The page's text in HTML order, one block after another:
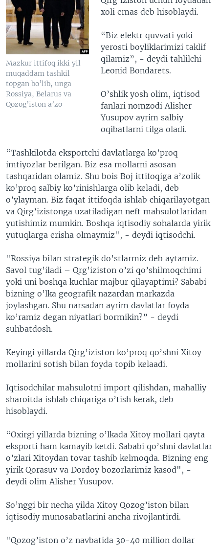
Mazkur ittifoq ikki yil
muqaddam tashkil
topgan bo’lib, unga
Rossiya, Belarus va
Qozog’iston a’zo
xoli emas deb hisoblaydi.
“Biz elektr quvvati yoki
yerosti boyliklarimizi taklif
qilamiz”, - deydi tahlilchi
Leonid Bondarets.
O’shlik yosh olim, iqtisod
fanlari nomzodi Alisher
Yusupov ayrim salbiy
oqibatlarni tilga oladi.
“Tashkilotda eksportchi davlatlarga ko’proq
imtiyozlar berilgan. Biz esa mollarni asosan
tashqaridan olamiz. Shu bois Boj ittifoqiga a’zolik
ko’proq salbiy ko’rinishlarga olib keladi, deb
o’ylayman. Biz faqat ittifoqda ishlab chiqarilayotgan
va Qirg’izistonga uzatiladigan neft mahsulotlaridan
yutishimiz mumkin. Boshqa iqtisodiy sohalarda yirik
yutuqlarga erisha olmaymiz", - deydi iqtisodchi.
"Rossiya bilan strategik do’stlarmiz deb aytamiz.
Savol tug’iladi – Qrg’iziston o’zi qo’shilmoqchimi
yoki uni boshqa kuchlar majbur qilayaptimi? Sababi
bizning o’lka geografik nazardan markazda
joylashgan. Shu narsadan ayrim davlatlar foyda
ko’ramiz degan niyatlari bormikin?” - deydi
suhbatdosh.
Keyingi yillarda Qirg’iziston ko’proq qo’shni Xitoy
mollarini sotish bilan foyda topib kelaadi.
Iqtisodchilar mahsulotni import qilishdan, mahalliy
sharoitda ishlab chiqariga o’tish kerak, deb
hisoblaydi.
“Oxirgi yillarda bizning o’lkada Xitoy mollari qayta
eksporti ham kamayib ketdi. Sababi qo’shni davlatlar
o’zlari Xitoydan tovar tashib kelmoqda. Bizning eng
yirik Qorasuv va Dordoy bozorlarimiz kasod", -
deydi olim Alisher Yusupov.
So’nggi bir necha yilda Xitoy Qozog’iston bilan
iqtisodiy munosabatlarini ancha rivojlantirdi.
"Qozog’iston o’z navbatida 30-40 million dollar